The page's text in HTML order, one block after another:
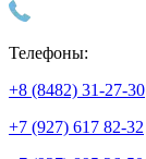
Телефоны:
+8 (8482) 31-27-30
+7 (927) 617 82-32